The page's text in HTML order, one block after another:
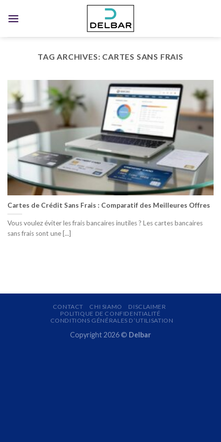
TAG ARCHIVES: CARTES SANS FRAIS
Cartes de Crédit Sans Frais : Comparatif des Meilleures Offres
Vous voulez éviter les frais bancaires inutiles ? Les cartes bancaires
sans frais sont une [...]
CONTACT CHI SIAMO
DISCLAIMER
POLITIQUE DE CONFIDENTIALITÉ
CONDITIONS GÉNÉRALES D’UTILISATION
Copyright 2026 © Delbar